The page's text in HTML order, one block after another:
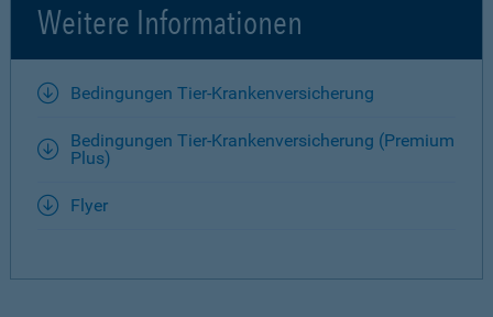
Weitere Informationen
Bedingungen Tier-Krankenversicherung
Bedingungen Tier-Krankenversicherung (Premium
Plus)
Flyer